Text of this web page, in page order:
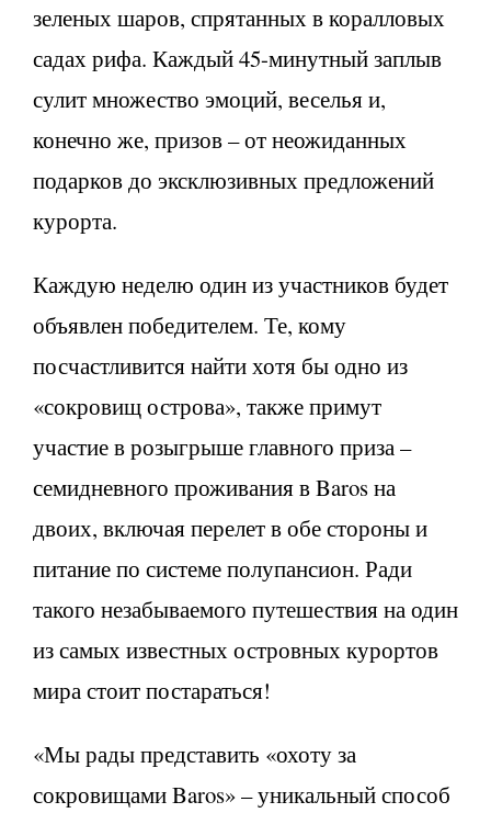
зеленых шаров, спрятанных в коралловых
садах рифа. Каждый 45-минутный заплыв
сулит множество эмоций, веселья и,
конечно же, призов – от неожиданных
подарков до эксклюзивных предложений
курорта.
Каждую неделю один из участников будет
объявлен победителем. Те, кому
посчастливится найти хотя бы одно из
«сокровищ острова», также примут
участие в розыгрыше главного приза –
семидневного проживания в Baros на
двоих, включая перелет в обе стороны и
питание по системе полупансион. Ради
такого незабываемого путешествия на один
из самых известных островных курортов
мира стоит постараться!
«Мы рады представить «охоту за
сокровищами Baros» – уникальный способ